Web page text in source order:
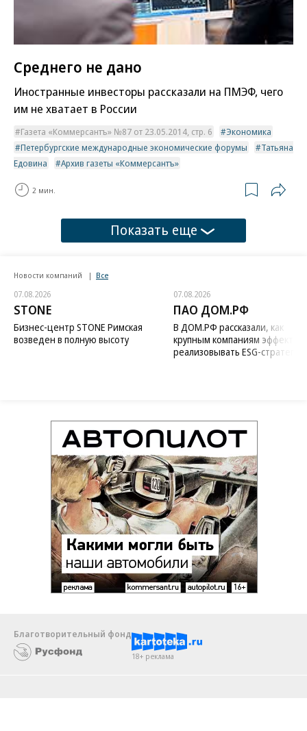
Среднего не дано
Иностранные инвесторы рассказали на ПМЭФ, чего
им не хватает в России
Газета «Коммерсантъ» №87 от 23.05.2014, стр. 6
Экономика
Петербургские международные экономические форумы
Татьяна
Едовина
Архив газеты «Коммерсантъ»
2 мин.
Показать еще
Новости компаний Все
07.08.2026
STONE
Бизнес-центр STONE Римская
возведен в полную высоту
07.08.2026
ПАО ДОМ.РФ
В ДОМ.РФ рассказали, как
крупным компаниям
реализовывать ESG-стратегию
Благотворительный фонд
18+ реклама